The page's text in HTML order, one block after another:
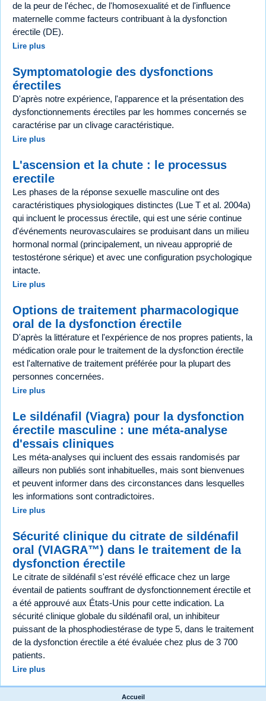
de la peur de l'échec, de l'homosexualité et de l'influence
maternelle comme facteurs contribuant à la dysfonction
érectile (DE).
Lire plus
Symptomatologie des dysfonctions
érectiles
D'après notre expérience, l'apparence et la présentation des
dysfonctionnements érectiles par les hommes concernés se
caractérise par un clivage caractéristique.
Lire plus
L'ascension et la chute : le processus
erectile
Les phases de la réponse sexuelle masculine ont des
caractéristiques physiologiques distinctes (Lue T et al. 2004a)
qui incluent le processus érectile, qui est une série continue
d'événements neurovasculaires se produisant dans un milieu
hormonal normal (principalement, un niveau approprié de
testostérone sérique) et avec une configuration psychologique
intacte.
Lire plus
Options de traitement pharmacologique
oral de la dysfonction érectile
D'après la littérature et l'expérience de nos propres patients, la
médication orale pour le traitement de la dysfonction érectile
est l'alternative de traitement préférée pour la plupart des
personnes concernées.
Lire plus
Le sildénafil (Viagra) pour la dysfonction
érectile masculine : une méta-analyse
d'essais cliniques
Les méta-analyses qui incluent des essais randomisés par
ailleurs non publiés sont inhabituelles, mais sont bienvenues
et peuvent informer dans des circonstances dans lesquelles
les informations sont contradictoires.
Lire plus
Sécurité clinique du citrate de sildénafil
oral (VIAGRA™) dans le traitement de la
dysfonction érectile
Le citrate de sildénafil s'est révélé efficace chez un large
éventail de patients souffrant de dysfonctionnement érectile et
a été approuvé aux États-Unis pour cette indication. La
sécurité clinique globale du sildénafil oral, un inhibiteur
puissant de la phosphodiestérase de type 5, dans le traitement
de la dysfonction érectile a été évaluée chez plus de 3 700
patients.
Lire plus
Accueil